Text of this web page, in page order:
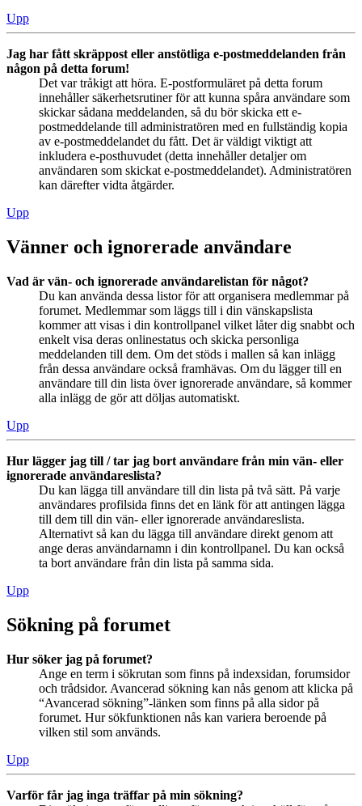
Upp
Jag har fått skräppost eller anstötliga e-postmeddelanden från
någon på detta forum!
Det var tråkigt att höra. E-postformuläret på detta forum
innehåller säkerhetsrutiner för att kunna spåra användare som
skickar sådana meddelanden, så du bör skicka ett e-
postmeddelande till administratören med en fullständig kopia
av e-postmeddelandet du fått. Det är väldigt viktigt att
inkludera e-posthuvudet (detta innehåller detaljer om
användaren som skickat e-postmeddelandet). Administratören
kan därefter vidta åtgärder.
Upp
Vänner och ignorerade användare
Vad är vän- och ignorerade användarelistan för något?
Du kan använda dessa listor för att organisera medlemmar på
forumet. Medlemmar som läggs till i din vänskapslista
kommer att visas i din kontrollpanel vilket låter dig snabbt och
enkelt visa deras onlinestatus och skicka personliga
meddelanden till dem. Om det stöds i mallen så kan inlägg
från dessa användare också framhävas. Om du lägger till en
användare till din lista över ignorerade användare, så kommer
alla inlägg de gör att döljas automatiskt.
Upp
Hur lägger jag till / tar jag bort användare från min vän- eller
ignorerade användareslista?
Du kan lägga till användare till din lista på två sätt. På varje
användares profilsida finns det en länk för att antingen lägga
till dem till din vän- eller ignorerade användareslista.
Alternativt så kan du lägga till användare direkt genom att
ange deras användarnamn i din kontrollpanel. Du kan också
ta bort användare från din lista på samma sida.
Upp
Sökning på forumet
Hur söker jag på forumet?
Ange en term i sökrutan som finns på indexsidan, forumsidor
och trådsidor. Avancerad sökning kan nås genom att klicka på
“Avancerad sökning”-länken som finns på alla sidor på
forumet. Hur sökfunktionen nås kan variera beroende på
vilken stil som används.
Upp
Varför får jag inga träffar på min sökning?